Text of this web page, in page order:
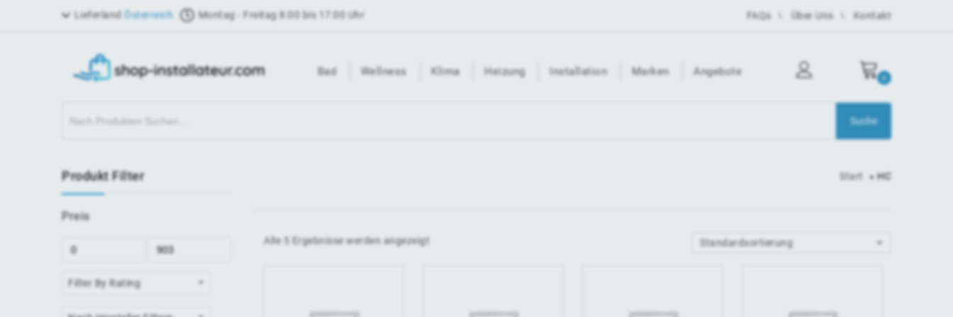
Lieferland Österreich Montag - Freitag 8:00 bis 17:00 Uhr FAQs Über Uns Kontakt
Bad Wellness Klima Heizung Installation Marken Angebote
Start » HC
Alle 5 Ergebnisse werden angezeigt Standardsortierung
Produkt Filter
Preis
Filter By Rating